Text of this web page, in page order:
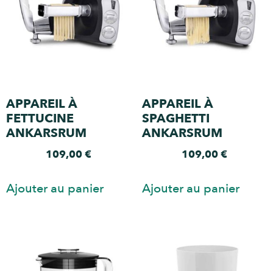
APPAREIL À
FETTUCINE
ANKARSRUM
109,00€
Ajouter au panier
APPAREIL À
SPAGHETTI
ANKARSRUM
109,00€
Ajouter au panier